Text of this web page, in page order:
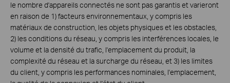
le nombre d'appareils connectés ne sont pas garantis et varieront
en raison de 1) facteurs environnementaux, y compris les
matériaux de construction, les objets physiques et les obstacles,
2) les conditions du réseau, y compris les interférences locales, le
volume et la densité du trafic, l'emplacement du produit, la
complexité du réseau et la surcharge du réseau, et 3) les limites
du client, y compris les performances nominales, l'emplacement,